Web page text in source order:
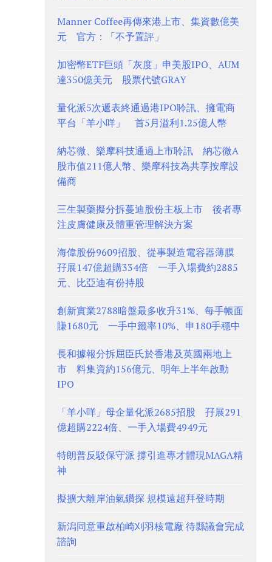
Manner Coffee再傳來港上市、集資數億美
元 官方：「不予置評」
加密幣ETF巨頭「灰度」申美股IPO、AUM
達350億美元 股票代號GRAY
量化派5次遞表終通過港IPO聆訊、擁電商
平台「羊小咩」 首5月溢利1.25億人幣
納芯微、樂摩科技通過上市聆訊 納芯微A
股市值211億人幣、樂摩科技為共享按摩設
備商
三生製藥擬分拆蔓迪股份主板上市 後者專
注皮膚健康及體重管理解決方案
海偉股份9609招股、從事製造電容器薄膜
孖展147億超購334倍 一手入場費約2885
元、比亞迪有份持股
創新實業2788暗盤最多收升31%、每手帳面
賺1680元 一手中籤率10%、申180手穩中
長和據報分拆屈臣氏於香港及英國兩地上
市 料集資約156億元、明年上半年啟動
IPO
「羊小咩」母企量化派2685招股 孖展291
億超購2224倍、一手入場費4949元
特朗普反駁保守派 撐引進專才體現MAGA精
神
擬擴大離岸油氣鑽探 規模遠超拜登時期
新潟同意重啟柏崎刈羽核電廠 待縣議會完成
諮詢